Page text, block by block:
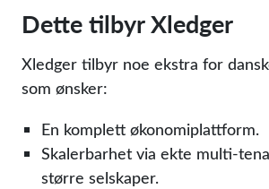
Dette tilbyr Xledger
Xledger tilbyr noe ekstra for
som ønsker:
En komplett økonomiplattform.
Skalerbarhet via ekte multi-
større selskaper.